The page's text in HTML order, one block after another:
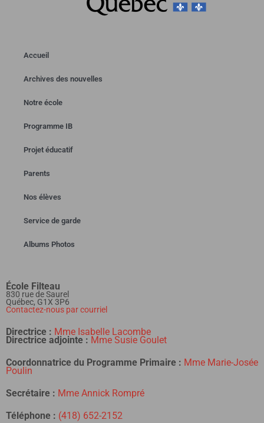
Accueil
Archives des nouvelles
Notre école
Programme IB
Projet éducatif
Parents
Nos élèves
Service de garde
Albums Photos
École Filteau
830 rue de Saurel
Québec, G1X 3P6
Contactez-nous par courriel
Directrice : Mme Isabelle Lacombe
Directrice adjointe : Mme Susie Goulet
Coordonnatrice du Programme Primaire : Mme Marie-Josée
Poulin
Secrétaire : Mme Annick Rompré
Téléphone : (418) 652-2152